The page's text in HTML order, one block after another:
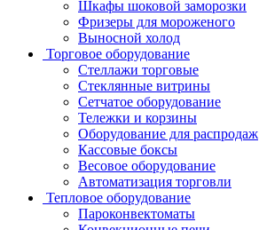
Шкафы шоковой заморозки
Фризеры для мороженого
Выносной холод
Торговое оборудование
Стеллажи торговые
Стеклянные витрины
Сетчатое оборудование
Тележки и корзины
Оборудование для распродаж
Кассовые боксы
Весовое оборудование
Автоматизация торговли
Тепловое оборудование
Пароконвектоматы